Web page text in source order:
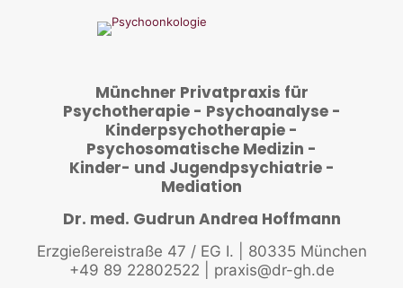
Münchner Privatpraxis für
Psychotherapie - Psychoanalyse -
Kinderpsychotherapie -
Psychosomatische Medizin -
Kinder- und Jugendpsychiatrie -
Mediation
Dr. med. Gudrun Andrea Hoffmann
Erzgießereistraße 47 / EG I. | 80335 München
+49 89 22802522
praxis@dr-gh.de